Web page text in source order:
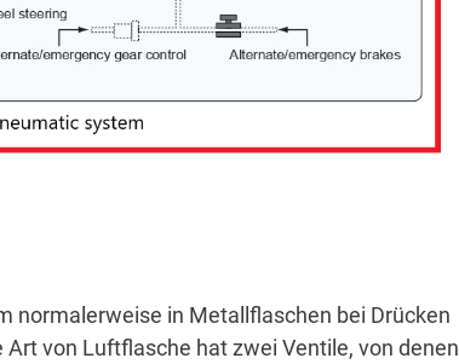
normalerweise in Metallflaschen bei Drücken
Art von Luftflasche hat zwei Ventile, von denen